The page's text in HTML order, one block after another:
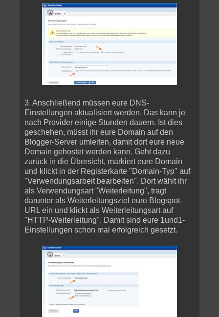
3. Anschließend müssen eure DNS-
Einstellungen aktualisiert werden. Das kann je
nach Provider einige Stunden dauern. Ist dies
geschehen, müsst ihr eure Domain auf den
Blogger-Server umleiten, damit dort eure neue
Domain gehostet werden kann. Geht dazu
zurück in die Übersicht, markiert eure Domain
und klickt in der Registerkarte "Domain-Typ" auf
"Verwendungsarbeit bearbeiten". Dort wählt ihr
als Verwendungsart "Weiterleitung", tragt
darunter als Weiterleitungsziel eure Blogspot-
URL ein und klickt als Weiterleitungsart auf
"HTTP-Weiterleitung". Damit sind eure 1und1-
Einstellungen schon mal erfolgreich gesetzt.